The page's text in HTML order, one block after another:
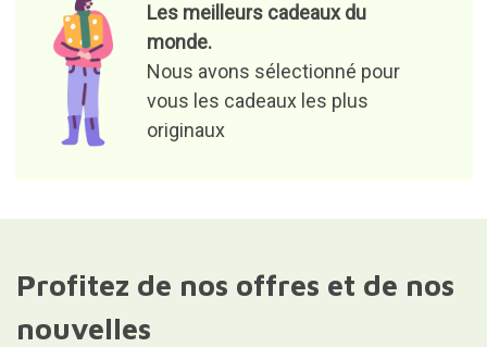
Les meilleurs cadeaux du
monde.
Nous avons sélectionné pour
vous les cadeaux les plus
originaux
Profitez de nos offres et de nos
nouvelles